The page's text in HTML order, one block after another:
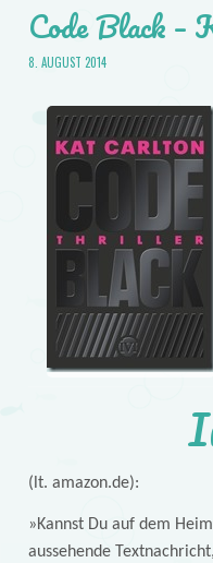
Code Black –
8. AUGUST 2014
(lt. amazon.de):
»Kannst Du auf dem
aussehende